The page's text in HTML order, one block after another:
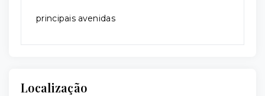
principais avenidas
Localização